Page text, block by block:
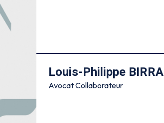
Louis-Philippe BIRRA
Avocat Collaborateur